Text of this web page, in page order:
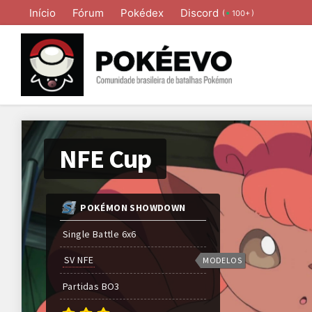
Início Fórum Pokédex Discord ( 100+ )
NFE Cup
POKÉMON SHOWDOWN
Single Battle 6x6
SV NFE
Partidas BO3
MODELOS